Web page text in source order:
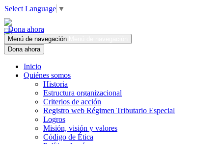
Select Language ▼
Dona ahora
Menú de navegación
Dona ahora
Inicio
Quiénes somos
Historia
Estructura organizacional
Criterios de acción
Registro web Régimen Tributario Especial
Logros
Misión, visión y valores
Código de Ética